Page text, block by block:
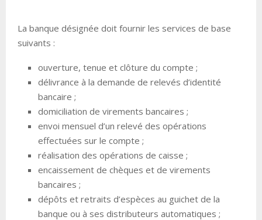
La banque désignée doit fournir les services de base
suivants :
ouverture, tenue et clôture du compte ;
délivrance à la demande de relevés d’identité
bancaire ;
domiciliation de virements bancaires ;
envoi mensuel d’un relevé des opérations
effectuées sur le compte ;
réalisation des opérations de caisse ;
encaissement de chèques et de virements
bancaires ;
dépôts et retraits d’espèces au guichet de la
banque ou à ses distributeurs automatiques ;